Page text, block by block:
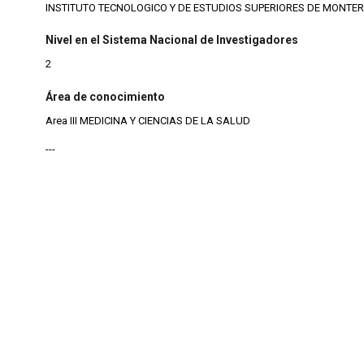
INSTITUTO TECNOLOGICO Y DE ESTUDIOS SUPERIORES DE
Nivel en el Sistema Nacional de Investigadores
2
Área de conocimiento
Area III MEDICINA Y CIENCIAS DE LA SALUD
---